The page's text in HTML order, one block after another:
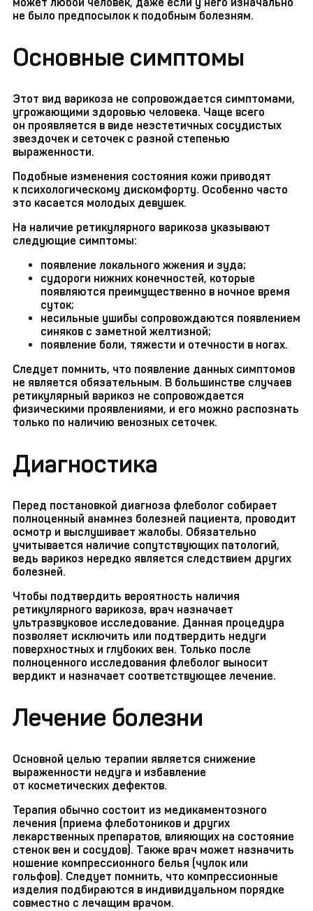
не было предпосылок к подобным болезням.
Основные симптомы
Этот вид варикоза не сопровождается симптомами,
угрожающими здоровью человека. Чаще всего
он проявляется в виде неэстетичных сосудистых
звездочек и сеточек с разной степенью
выраженности.
Подобные изменения состояния кожи приводят
к психологическому дискомфорту. Особенно часто
это касается молодых девушек.
На наличие ретикулярного варикоза указывают
следующие симптомы:
появление локального жжения и зуда;
судороги нижних конечностей, которые
появляются преимущественно в ночное время
суток;
несильные ушибы сопровождаются появлением
синяков с заметной желтизной;
появление боли, тяжести и отечности в ногах.
Следует помнить, что появление данных симптомов
не является обязательным. В большинстве случаев
ретикулярный варикоз не сопровождается
физическими проявлениями, и его можно распознать
только по наличию венозных сеточек.
Диагностика
Перед постановкой диагноза флеболог собирает
полноценный анамнез болезней пациента, проводит
осмотр и выслушивает жалобы. Обязательно
учитывается наличие сопутствующих патологий,
ведь варикоз нередко является следствием других
болезней.
Чтобы подтвердить вероятность наличия
ретикулярного варикоза, врач назначает
ультразвуковое исследование. Данная процедура
позволяет исключить или подтвердить недуги
поверхностных и глубоких вен. Только после
полноценного исследования флеболог выносит
вердикт и назначает соответствующее лечение.
Лечение болезни
Основной целью терапии является снижение
выраженности недуга и избавление
от косметических дефектов.
Терапия обычно состоит из медикаментозного
лечения (приема флеботоников и других
лекарственных препаратов, влияющих на состояние
стенок вен и сосудов). Также врач может назначить
ношение компрессионного белья (чулок или
гольфов). Следует помнить, что компрессионные
изделия подбираются в индивидуальном порядке
совместно с лечащим врачом.